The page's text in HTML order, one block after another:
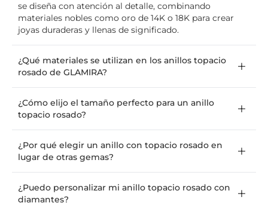
se diseña con atención al detalle, combinando
materiales nobles como oro de 14K o 18K para crear
joyas duraderas y llenas de significado.
¿Qué materiales se utilizan en los anillos topacio
rosado de GLAMIRA?
¿Cómo elijo el tamaño perfecto para un anillo
topacio rosado?
¿Por qué elegir un anillo con topacio rosado en
lugar de otras gemas?
¿Puedo personalizar mi anillo topacio rosado con
diamantes?